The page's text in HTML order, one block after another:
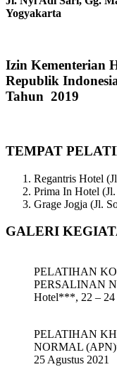
Yogyakarta
Izin Kementerian
Republik
Tahun 2019
TEMPAT
Regantris Hotel
Prima In Hotel
Grage Jogja (Jl.
GALERI
PELATIHAN
PERSALINAN
Hotel***, 22 – 24
PELATIHAN
NORMAL
25 Agustus 2021